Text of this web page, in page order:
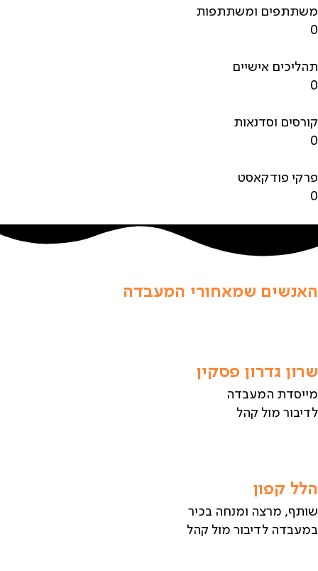
משתתפים ומשתתפות
0
תהליכים אישיים
0
קורסים וסדנאות
0
פרקי פודקאסט
0
האנשים שמאחורי המעבדה
שרון גדרון פסקין
מייסדת המעבדה
לדיבור מול קהל
הלל קפון
שותף, מרצה ומנחה בכיר
במעבדה לדיבור מול קהל